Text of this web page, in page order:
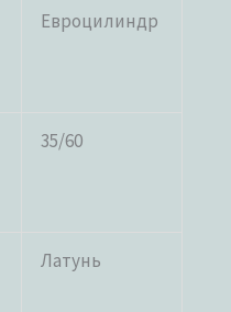
Евроцилиндр
35/60
Латунь